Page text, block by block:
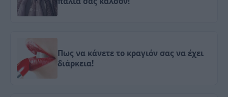
Πως να κάνετε το κραγιόν σας να έχει
διάρκεια!